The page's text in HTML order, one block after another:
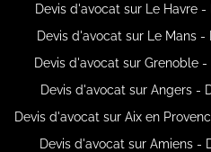
Devis d'avocat sur Le Havre
Devis d'avocat sur Le Mans
Devis d'avocat sur Grenoble
Devis d'avocat sur Angers -
Devis d'avocat sur Aix en
Devis d'avocat sur Amiens -